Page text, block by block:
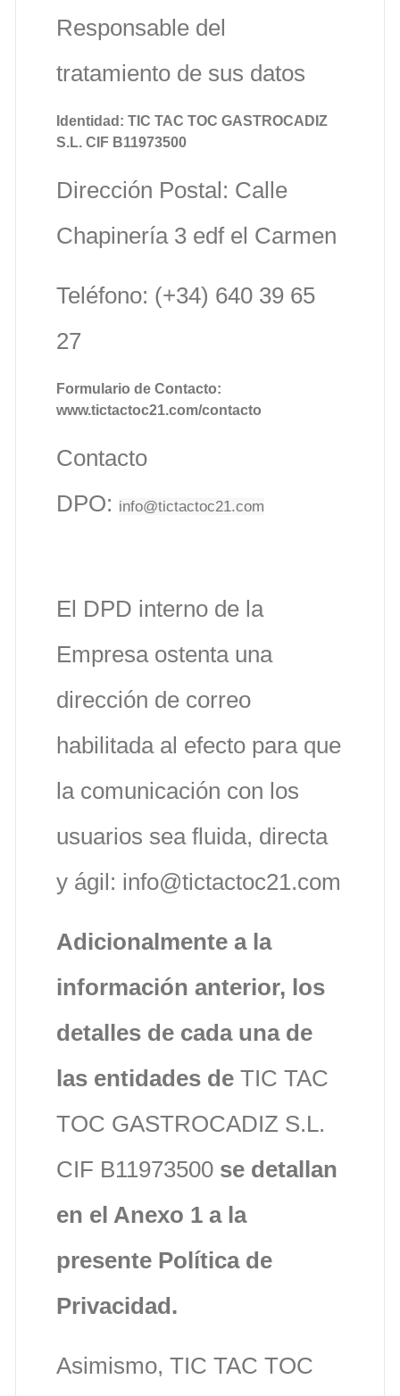
Responsable del
tratamiento de sus datos
Identidad: TIC TAC TOC GASTROCADIZ
S.L. CIF B11973500
Dirección Postal: Calle
Chapinería 3 edf el Carmen
Teléfono: (+34) 640 39 65
27
Formulario de Contacto:
www.tictactoc21.com/contacto
Contacto
DPO: info@tictactoc21.com
El DPD interno de la
Empresa ostenta una
dirección de correo
habilitada al efecto para que
la comunicación con los
usuarios sea fluida, directa
y ágil: info@tictactoc21.com
Adicionalmente a la
información anterior, los
detalles de cada una de
las entidades de TIC TAC
TOC GASTROCADIZ S.L.
CIF B11973500 se detallan
en el Anexo 1 a la
presente Política de
Privacidad.
Asimismo, TIC TAC TOC